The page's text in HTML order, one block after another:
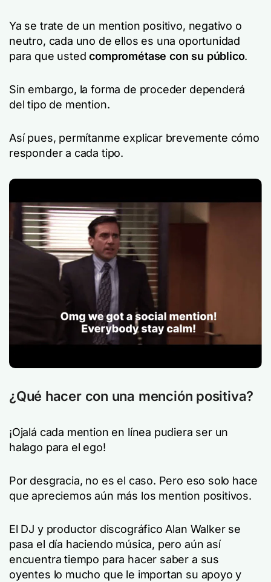
Ya se trate de un mention positivo, negativo o
neutro, cada uno de ellos es una oportunidad
para que ustedcomprométase con su público.
Sin embargo, la forma de proceder dependerá
del tipo de mention.
Así pues, permítanme explicar brevemente cómo
responder a cada tipo.
¿Qué hacer con una mención positiva?
¡Ojalá cada mention en línea pudiera ser un
halago para el ego!
Por desgracia, no es el caso. Pero eso solo hace
que apreciemos aún más los mention positivos.
El DJ y productor discográfico Alan Walker se
pasa el día haciendo música, pero aún así
encuentra tiempo para hacer saber a sus
oyentes lo mucho que le importan su apoyo y